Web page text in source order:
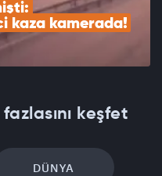
kaza kamerada!
keşfet
DÜNYA